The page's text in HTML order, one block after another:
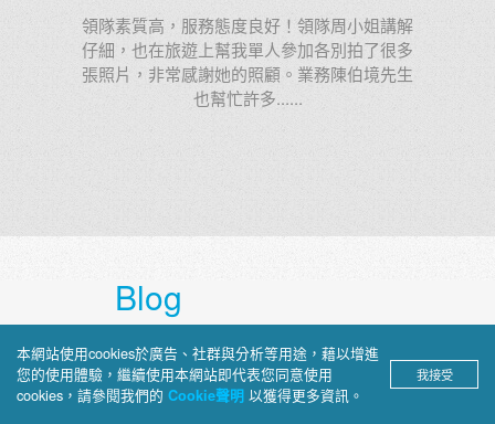
2026/07/03 慢遊東澳11天
阿德很棒！我給他：100000000分 1億分
Blog
上順部落格
深入介紹旅途見聞、景點攻略與文
本網站使用cookies於廣告、社群與分析等用途，藉以增進
您的使用體驗，繼續使用本網站即代表您同意使用
cookies，請參閱我們的 Cookie聲明 以獲得更多資訊。
我接受